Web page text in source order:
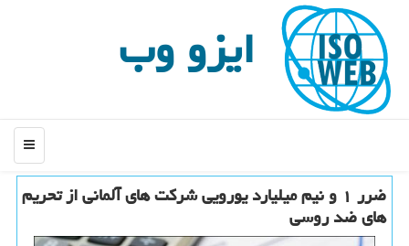
ایزو وب
منو
ضرر ۱ و نیم میلیارد یورویی شركت های آلمانی از تحریم
های ضد روسی